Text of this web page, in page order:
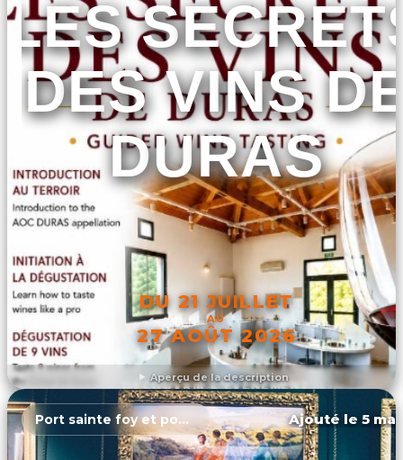
Aperçu de la description
LES
DES VINS
DURAS
DU 21 JUILLET
AU
27 AOÛT 2026
DÉCOUVRIR L'ÉVÉNEMENT
Port sainte foy et ponchapt Ajouté le 5